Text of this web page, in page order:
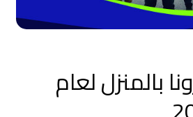
بالمنزل لعام